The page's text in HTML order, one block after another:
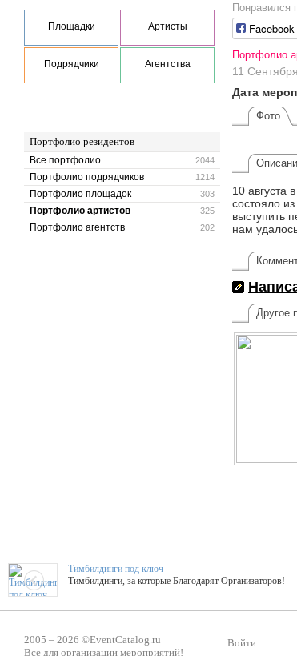
Площадки Артисты
Подрядчики Агентства
Портфолио резидентов
2044
Все портфолио
1214
Портфолио подрядчиков
303
Портфолио площадок
325
Портфолио артистов
202
Портфолио агентств
Понравился
Facebook
Портфолио
11
Дата
Фото
10 августа
состояло
выступить
нам
Другое
Тимбилдинги под ключ
Тимбилдинги, за которые Благодарят Организаторов!
ТОПовые мастер-классы на мероприятие! Гибкие цены!
2005 – 2026 ©EventCatalog.ru
Все для организации мероприятий!
Войти